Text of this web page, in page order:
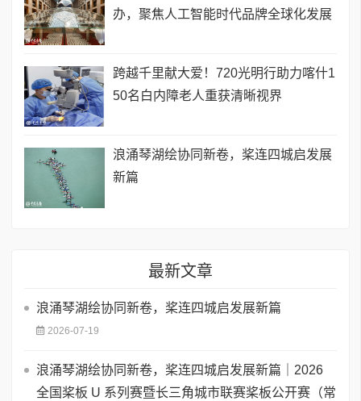
办，聚焦人工智能时代品牌全球化发展
跨越千里献大爱！720光明行助力喀什1
50名白内障老人重获清晰视界
浪涌琴湖绘协同新卷，桨连四城启发展
新篇
最新文章
浪涌琴湖绘协同新卷，桨连四城启发展新篇
2026-07-19
浪涌琴湖绘协同新卷，桨连四城启发展新篇｜2026
全国桨板 U 系列赛暨长三角城市联赛桨板公开赛（常